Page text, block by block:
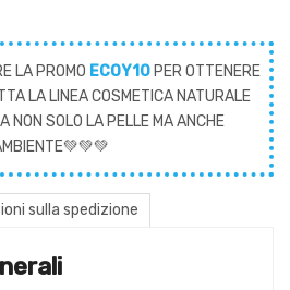
LA PROMO ECOY10 PER OTTENERE
LA LINEA COSMETICA NATURALE
NON SOLO LA PELLE MA ANCHE
sulla spedizione